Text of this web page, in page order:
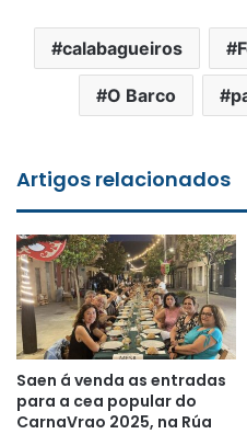
calabagueiros
O Barco
Artigos relacionados
Saen á venda as entradas
para a cea popular do
CarnaVrao 2025, na Rúa